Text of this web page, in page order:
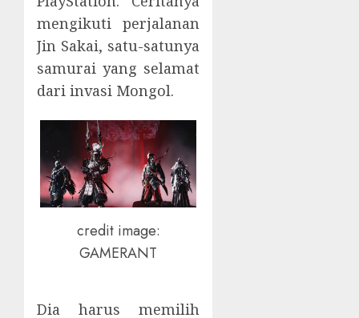
mengikuti perjalanan
Jin Sakai, satu-satunya
samurai yang selamat
dari invasi Mongol.
credit image:
GAMERANT
Dia harus memilih